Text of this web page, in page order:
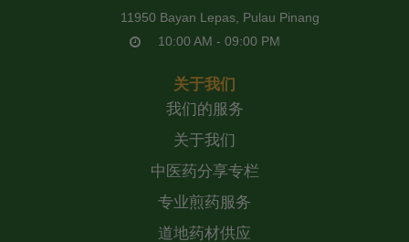
11950 Bayan Lepas, Pulau Pinang
10:00 AM - 09:00 PM
关于我们
我们的服务
关于我们
中医药分享专栏
专业煎药服务
道地药材供应